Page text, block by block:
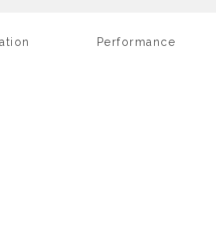
Performance